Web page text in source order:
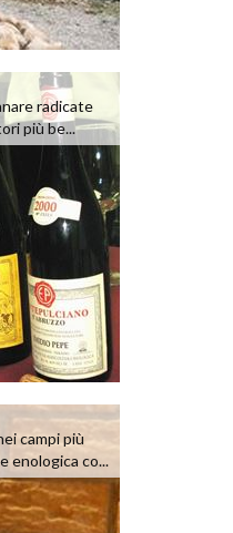
radicate
più be...
campi più
enologica co...